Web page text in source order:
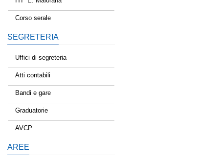
Corso serale
SEGRETERIA
Uffici di segreteria
Atti contabili
Bandi e gare
Graduatorie
AVCP
AREE